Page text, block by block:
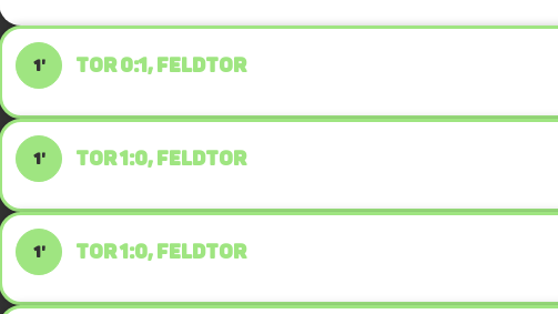
1' TOR 0:1, FELDTOR
1' TOR 1:0, FELDTOR
1' TOR 1:0, FELDTOR